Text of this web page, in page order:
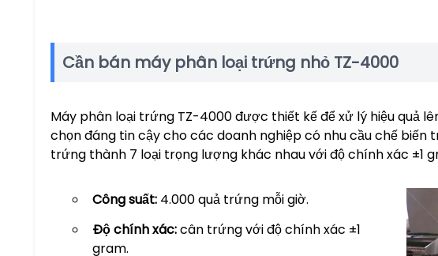
Cần bán máy phân loại trứng nhỏ TZ-4000
Máy phân loại trứng TZ-4000 được thiết kế để xử lý hiệu quả
chọn đáng tin cậy cho các doanh nghiệp có nhu cầu chế
trứng thành 7 loại trọng lượng khác nhau với độ chính xác ±1
Công suất: 4.000 quả trứng mỗi giờ.
Độ chính xác:cân trứng với độ chính xác ±1
gram.